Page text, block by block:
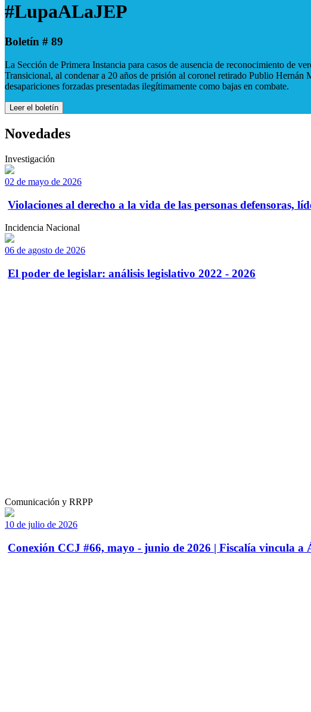
#LupaALaJEP
Boletín # 89
La Sección de Primera Instancia para casos de ausencia de reconocimiento de
Transicional, al condenar a 20 años de prisión al coronel retirado Publio
desapariciones forzadas presentadas ilegítimamente como bajas en combate.
Leer el boletín
Novedades
Investigación
02 de mayo de 2026
Violaciones al derecho a la vida de las personas defensoras,
Incidencia Nacional
06 de agosto de 2026
El poder de legislar: análisis legislativo 2022 - 2026
Comunicación y RRPP
10 de julio de 2026
Conexión CCJ #66, mayo - junio de 2026 | Fiscalía vincula